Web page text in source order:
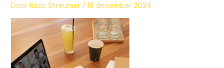
DoorRoos Streumer/18 december 2024